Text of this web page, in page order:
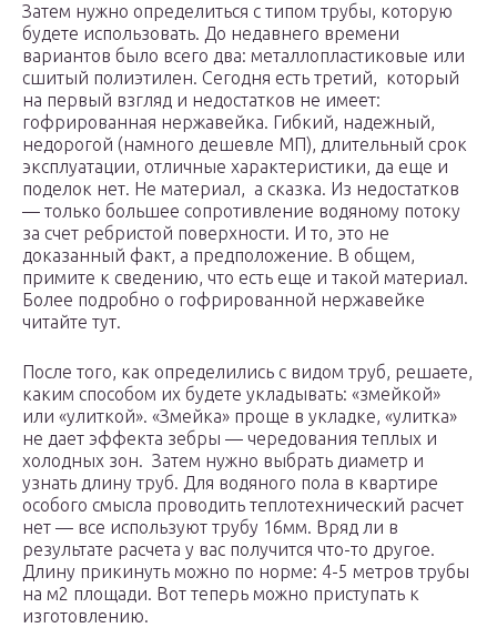
Затем нужно определиться с типом трубы, которую
будете использовать. До недавнего времени
вариантов было всего два: металлопластиковые или
сшитый полиэтилен. Сегодня есть третий, который
на первый взгляд и недостатков не имеет:
гофрированная нержавейка. Гибкий, надежный,
недорогой (намного дешевле МП), длительный срок
эксплуатации, отличные характеристики, да еще и
поделок нет. Не материал, а сказка. Из недостатков
— только большее сопротивление водяному потоку
за счет ребристой поверхности. И то, это не
доказанный факт, а предположение. В общем,
примите к сведению, что есть еще и такой материал.
Более подробно о гофрированной нержавейке
читайте тут.
После того, как определились с видом труб, решаете,
каким способом их будете укладывать: «змейкой»
или «улиткой». «Змейка» проще в укладке, «улитка»
не дает эффекта зебры — чередования теплых и
холодных зон. Затем нужно выбрать диаметр и
узнать длину труб. Для водяного пола в квартире
особого смысла проводить теплотехнический расчет
нет — все используют трубу 16мм. Вряд ли в
результате расчета у вас получится что-то другое.
Длину прикинуть можно по норме: 4-5 метров трубы
на м2 площади. Вот теперь можно приступать к
изготовлению.